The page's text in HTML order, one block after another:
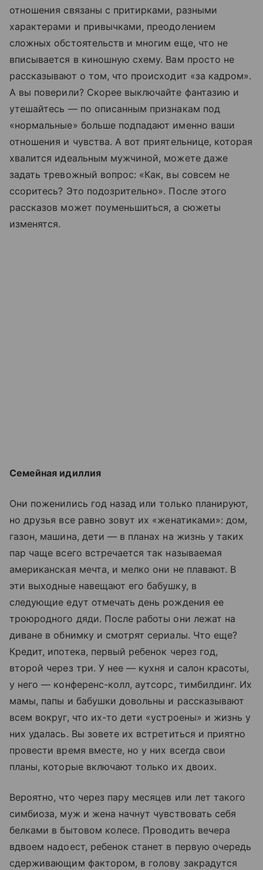
отношения связаны с притирками, разными
характерами и привычками, преодолением
сложных обстоятельств и многим еще, что не
вписывается в киношную схему. Вам просто не
рассказывают о том, что происходит «за кадром».
А вы поверили? Скорее выключайте фантазию и
утешайтесь — по описанным признакам под
«нормальные» больше подпадают именно ваши
отношения и чувства. А вот приятельнице, которая
хвалится идеальным мужчиной, можете даже
задать тревожный вопрос: «Как, вы совсем не
ссоритесь? Это подозрительно». После этого
рассказов может поуменьшиться, а сюжеты
изменятся.
Семейная идиллия
Они поженились год назад или только планируют,
но друзья все равно зовут их «женатиками»: дом,
газон, машина, дети — в планах на жизнь у таких
пар чаще всего встречается так называемая
американская мечта, и мелко они не плавают. В
эти выходные навещают его бабушку, в
следующие едут отмечать день рождения ее
троюродного дяди. После работы они лежат на
диване в обнимку и смотрят сериалы. Что еще?
Кредит, ипотека, первый ребенок через год,
второй через три. У нее — кухня и салон красоты,
у него — конференс-колл, аутсорс, тимбилдинг. Их
мамы, папы и бабушки довольны и рассказывают
всем вокруг, что их-то дети «устроены» и жизнь у
них удалась. Вы зовете их встретиться и приятно
провести время вместе, но у них всегда свои
планы, которые включают только их двоих.
Вероятно, что через пару месяцев или лет такого
симбиоза, муж и жена начнут чувствовать себя
белками в бытовом колесе. Проводить вечера
вдвоем надоест, ребенок станет в первую очередь
сдерживающим фактором, в голову закрадутся